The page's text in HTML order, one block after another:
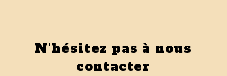
N'hésitez pas à nous
contacter